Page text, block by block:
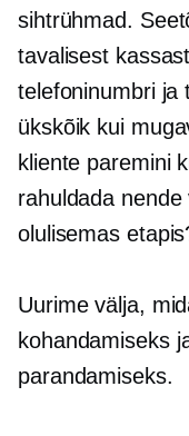
sihtrühmad.
tavalisest
telefoninumbri ja
ükskõik kui
kliente paremini
rahuldada
olulisemas
Uurime välja,
kohandamiseks
parandamiseks.